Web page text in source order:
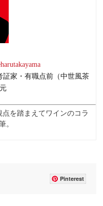
家・有職点前（中世風茶
を踏まえてワインのコラ
。
Pinterest